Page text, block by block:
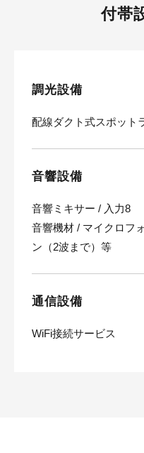
付帯
調光設備
配線ダクト式スポット
音響設備
音響ミキサー / 入力8
音響機材 / マイクロフ
ン（2波まで）等
通信設備
WiFi接続サービス